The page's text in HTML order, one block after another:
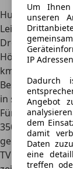
Hubraum in cm³
Leistung in PS
Drehmoment in
km/h
in s
Für die heutige
350 PS eher zu
geringen
TVR Griffith
Um
unseren
IP
Dadurch
Angebot
dem
damit
Daten
eine
treffen